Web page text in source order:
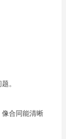
。
像合同能清晰